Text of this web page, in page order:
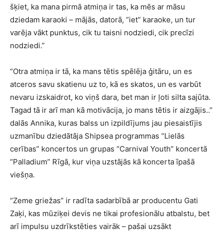
šķiet, ka mana pirmā atmiņa ir tas, ka mēs ar māsu
dziedam karaoki – mājās, datorā, “iet” karaoke, un tur
varēja vākt punktus, cik tu taisni nodziedi, cik precīzi
nodziedi.”
“Otra atmiņa ir tā, ka mans tētis spēlēja ģitāru, un es
atceros savu skatienu uz to, kā es skatos, un es varbūt
nevaru izskaidrot, ko viņš dara, bet man ir ļoti silta sajūta.
Tagad tā ir arī man kā motivācija, jo mans tētis ir aizgājis..”
dalās Annika, kuras balss un izpildījums jau piesaistījis
uzmanību dziedātāja Shipsea programmas “Lielās
cerības” koncertos un grupas “Carnival Youth” koncertā
“Palladium” Rīgā, kur viņa uzstājās kā koncerta īpašā
viešņa.
“Zeme griežas” ir radīta sadarbībā ar producentu Gati
Zaķi, kas mūziķei devis ne tikai profesionālu atbalstu, bet
arī impulsu uzdrīkstēties vairāk – pašai uzsākt